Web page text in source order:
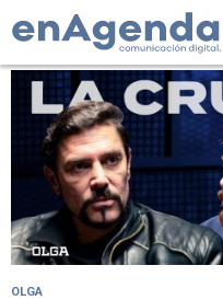
Tag: la cruda
OLGA